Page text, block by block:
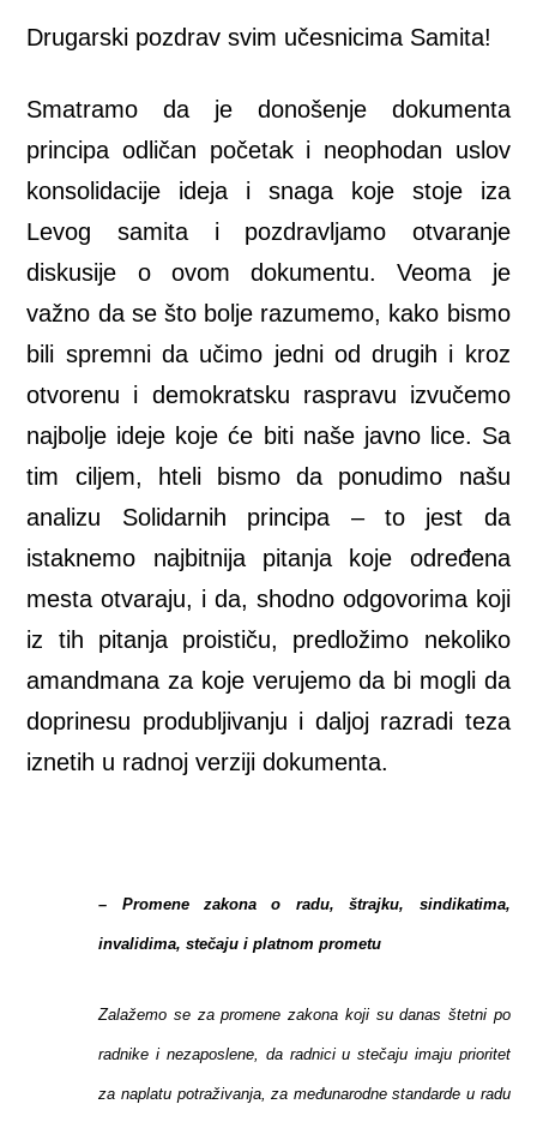
Drugarski pozdrav svim učesnicima Samita!
Smatramo da je donošenje dokumenta
principa odličan početak i neophodan uslov
konsolidacije ideja i snaga koje stoje iza
Levog samita i pozdravljamo otvaranje
diskusije o ovom dokumentu. Veoma je
važno da se što bolje razumemo, kako bismo
bili spremni da učimo jedni od drugih i kroz
otvorenu i demokratsku raspravu izvučemo
najbolje ideje koje će biti naše javno lice. Sa
tim ciljem, hteli bismo da ponudimo našu
analizu Solidarnih principa – to jest da
istaknemo najbitnija pitanja koje određena
mesta otvaraju, i da, shodno odgovorima koji
iz tih pitanja proističu, predložimo nekoliko
amandmana za koje verujemo da bi mogli da
doprinesu produbljivanju i daljoj razradi teza
iznetih u radnoj verziji dokumenta.
– Promene zakona o radu, štrajku, sindikatima,
invalidima, stečaju i platnom prometu
Zalažemo se za promene zakona koji su danas štetni po
radnike i nezaposlene, da radnici u stečaju imaju prioritet
za naplatu potraživanja, za međunarodne standarde u radu